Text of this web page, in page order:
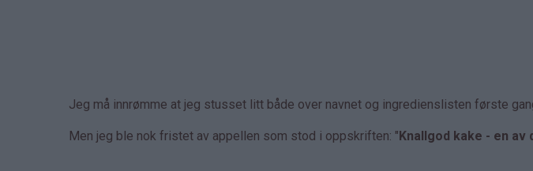
Jeg må innrømme at jeg stusset litt både over navnet og ingredienslisten første
Men jeg ble nok fristet av appellen som stod i oppskriften: "Knallgod kake - en av